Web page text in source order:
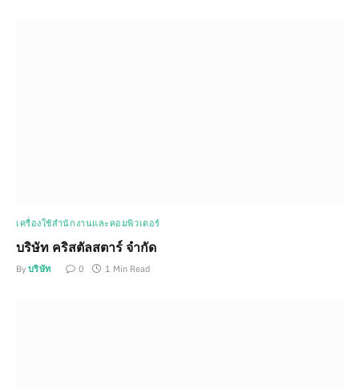
เครื่องใช้สำนักงานและคอมพิวเตอร์
บริษัท คริสตัลสตาร์ จำกัด
By บริษัท 0 1 Min Read